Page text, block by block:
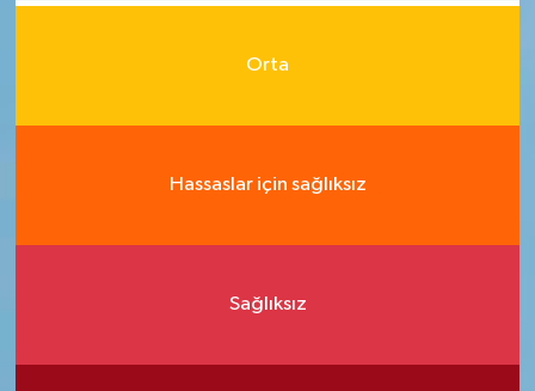
Orta
Hassaslar için sağlıksız
Sağlıksız